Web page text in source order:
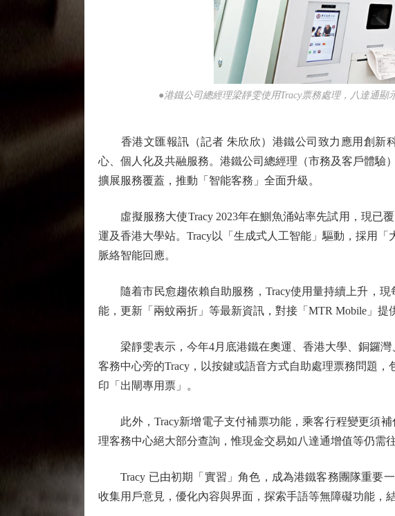
●港鐵公司總經理梁靜雯使用Tracy票務處理，八達通
香港文匯報訊（記者 朱欣欣）港鐵公司致力應用創新
心、個人化及共融服務。港鐵公司總經理（市務及客戶體驗
擴展服務覆蓋，推動「智能客務」全面升級。
虛擬服務大使Tracy 2023年在鰂魚涌站率先試用，現已
運及香港大學站。Tracy以「生成式人工智能」驅動，採用
脈絡智能回應。
隨着市民愈趨依賴自助服務，Tracy使用量持續上升，現
能，更新「兩蚊兩折」等最新資訊，對接「MTR Mobile」
梁靜雯表示，今年4月底港鐵在奧運、香港大學、銅鑼灣
客務中心旁的Tracy，以按鍵或語音方式自助處理票務問題
印「出閘專用票」。
此外，Tracy新增電子支付補票功能，乘客行程變更須補
理客務中心絕大部分查詢，惟現金交易如八達通增值等仍需
Tracy 已由初期「實習」角色，成為港鐵客務團隊重要一
收集用戶意見，優化內容與界面，探索手語等無障礙功能，